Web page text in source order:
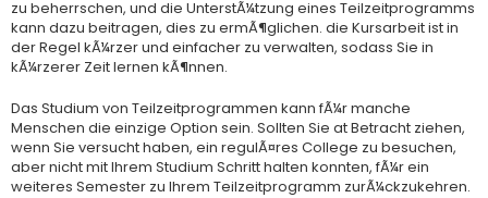
zu beherrschen, und die UnterstÃ¼tzung eines Teilzeitprogramms
kann dazu beitragen, dies zu ermÃ¶glichen. die Kursarbeit ist in
der Regel kÃ¼rzer und einfacher zu verwalten, sodass Sie in
kÃ¼rzerer Zeit lernen kÃ¶nnen.
Das Studium von Teilzeitprogrammen kann fÃ¼r manche
Menschen die einzige Option sein. Sollten Sie at Betracht ziehen,
wenn Sie versucht haben, ein regulÃ¤res College zu besuchen,
aber nicht mit Ihrem Studium Schritt halten konnten, fÃ¼r ein
weiteres Semester zu Ihrem Teilzeitprogramm zurÃ¼ckzukehren.